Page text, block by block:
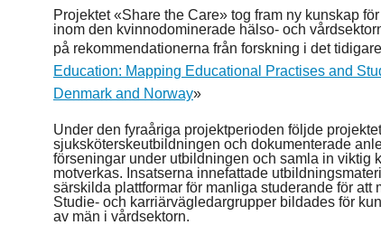
Projektet «Share the Care» tog fram ny kunskap
inom den kvinnodominerade hälso- och
på rekommendationerna från forskning i det
Education: Mapping Educational Practises and
Denmark and Norway»
Under den fyraåriga projektperioden följde
sjuksköterskeutbildningen och dokumenterade
förseningar under utbildningen och samla in viktig
motverkas. Insatserna innefattade
särskilda plattformar för manliga studerande för att
Studie- och karriärvägledargrupper bildades för
av män i vårdsektorn.